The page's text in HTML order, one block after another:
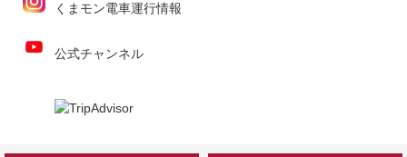
くまモン電車運行情報
公式チャンネル